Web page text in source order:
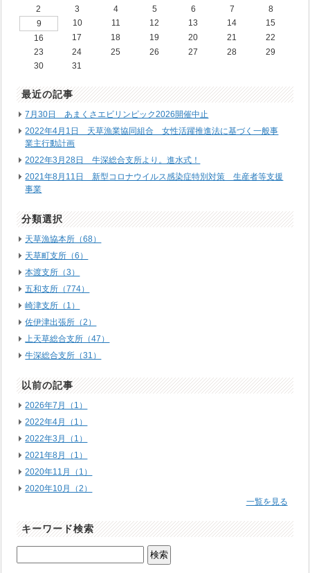
2
3 4 5 6 7
8
9
10 11 12 13 14
15
16
17 18 19 20 21
22
23
24 25 26 27 28
29
30
31
最近の記事
7月30日 あまくさエビリンピック2026開催中止
2022年4月1日 天草漁業協同組合 女性活躍推進法に基づく一般事
業主行動計画
2022年3月28日 牛深総合支所より。進水式！
2021年8月11日 新型コロナウイルス感染症特別対策 生産者等支援
事業
分類選択
天草漁協本所（68）
天草町支所（6）
本渡支所（3）
五和支所（774）
崎津支所（1）
佐伊津出張所（2）
上天草総合支所（47）
牛深総合支所（31）
以前の記事
2026年7月（1）
2022年4月（1）
2022年3月（1）
2021年8月（1）
2020年11月（1）
2020年10月（2）
一覧を見る
キーワード検索